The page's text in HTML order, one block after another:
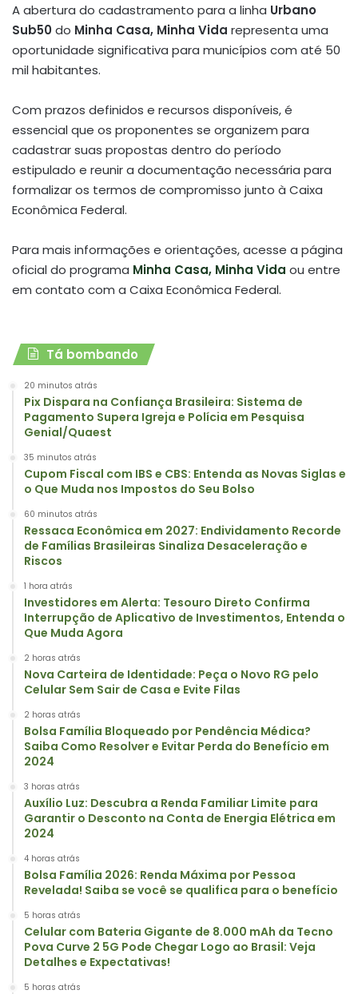
A abertura do cadastramento para a linha Urbano
Sub50do Minha Casa, Minha Vida representa uma
oportunidade significativa para municípios com até 50
mil habitantes.
Com prazos definidos e recursos disponíveis, é
essencial que os proponentes se organizem para
cadastrar suas propostas dentro do período
estipulado e reunir a documentação necessária para
formalizar os termos de compromisso junto à Caixa
Econômica Federal.
Para mais informações e orientações, acesse a página
oficial do programa Minha Casa, Minha Vida ou entre
em contato com a Caixa Econômica Federal.
Tá bombando
20 minutos atrás
Pix Dispara na Confiança Brasileira: Sistema de
Pagamento Supera Igreja e Polícia em Pesquisa
Genial/Quaest
35 minutos atrás
Cupom Fiscal com IBS e CBS: Entenda as Novas Siglas e
o Que Muda nos Impostos do Seu Bolso
60 minutos atrás
Ressaca Econômica em 2027: Endividamento Recorde
de Famílias Brasileiras Sinaliza Desaceleração e
Riscos
1 hora atrás
Investidores em Alerta: Tesouro Direto Confirma
Interrupção de Aplicativo de Investimentos, Entenda o
Que Muda Agora
2 horas atrás
Nova Carteira de Identidade: Peça o Novo RG pelo
Celular Sem Sair de Casa e Evite Filas
2 horas atrás
Bolsa Família Bloqueado por Pendência Médica?
Saiba Como Resolver e Evitar Perda do Benefício em
2024
3 horas atrás
Auxílio Luz: Descubra a Renda Familiar Limite para
Garantir o Desconto na Conta de Energia Elétrica em
2024
4 horas atrás
Bolsa Família 2026: Renda Máxima por Pessoa
Revelada! Saiba se você se qualifica para o benefício
5 horas atrás
Celular com Bateria Gigante de 8.000 mAh da Tecno
Pova Curve 2 5G Pode Chegar Logo ao Brasil: Veja
Detalhes e Expectativas!
5 horas atrás